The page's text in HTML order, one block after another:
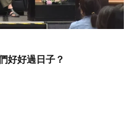
好好過日子？